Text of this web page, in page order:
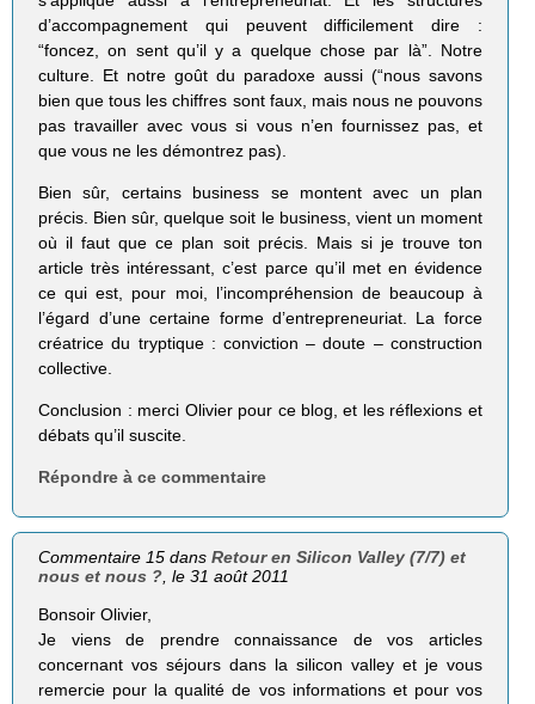
d’accompagnement qui peuvent difficilement dire :
“foncez, on sent qu’il y a quelque chose par là”. Notre
culture. Et notre goût du paradoxe aussi (“nous savons
bien que tous les chiffres sont faux, mais nous ne pouvons
pas travailler avec vous si vous n’en fournissez pas, et
que vous ne les démontrez pas).
Bien sûr, certains business se montent avec un plan
précis. Bien sûr, quelque soit le business, vient un moment
où il faut que ce plan soit précis. Mais si je trouve ton
article très intéressant, c’est parce qu’il met en évidence
ce qui est, pour moi, l’incompréhension de beaucoup à
l’égard d’une certaine forme d’entrepreneuriat. La force
créatrice du tryptique : conviction – doute – construction
collective.
Conclusion : merci Olivier pour ce blog, et les réflexions et
débats qu’il suscite.
Répondre à ce commentaire
Commentaire 15 dansRetour en Silicon Valley (7/7) et
nous et nous ?, le 31 août 2011
Bonsoir Olivier,
Je viens de prendre connaissance de vos articles
concernant vos séjours dans la silicon valley et je vous
remercie pour la qualité de vos informations et pour vos